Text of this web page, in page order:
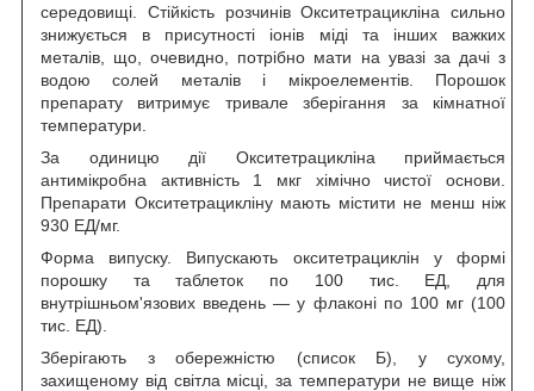
середовищі. Стійкість розчинів Окситетрацикліна сильно
знижується в присутності іонів міді та інших важких
металів, що, очевидно, потрібно мати на увазі за дачі з
водою солей металів і мікроелементів. Порошок
препарату витримує тривале зберігання за кімнатної
температури.
За одиницю дії Окситетрацикліна приймається
антимікробна активність 1 мкг хімічно чистої основи.
Препарати Окситетрацикліну мають містити не менш ніж
930 ЕД/мг.
Форма випуску. Випускають окситетрациклін у формі
порошку та таблеток по 100 тис. ЕД, для
внутрішньом'язових введень — у флаконі по 100 мг (100
тис. ЕД).
Зберігають з обережністю (список Б), у сухому,
захищеному від світла місці, за температури не вище ніж